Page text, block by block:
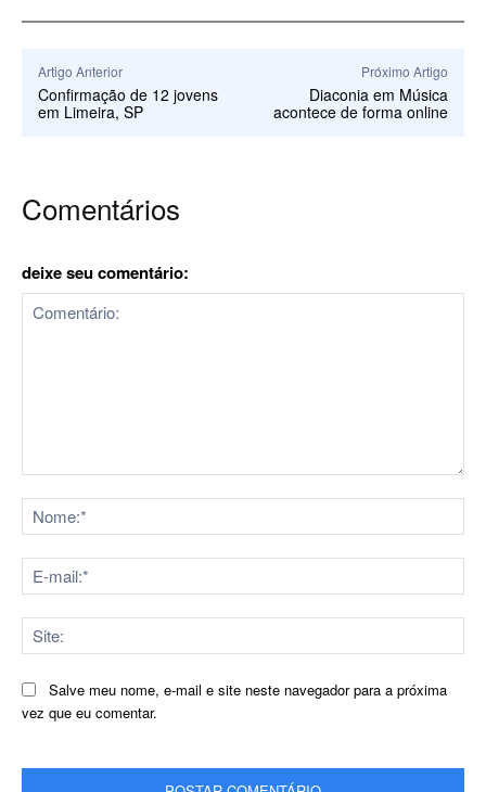
Artigo Anterior
Confirmação de 12 jovens
em Limeira, SP
Próximo Artigo
Diaconia em Música
acontece de forma online
Comentários
deixe seu comentário:
Salve meu nome, e-mail e site neste navegador para a próxima
vez que eu comentar.